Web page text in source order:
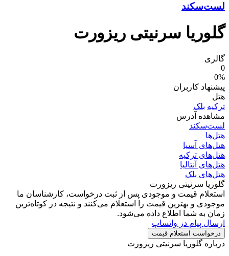
لست‌سکند
گلوریا سرنیتی ریزورت
گالری
0
0%
پیشنهاد کاربران
هتل
ترکیه بلک
مشاهده آدرس
لست‌سکند
هتل‌ها
هتل‌های آسیا
هتل‌های ترکیه
هتل‌های آنتالیا
هتل‌های بلک
گلوریا سرنیتی ریزورت
استعلام قیمت و موجودی پس از ثبت درخواست، کارشناسان ما
موجودی و بهترین قیمت را استعلام می‌کنند و نتیجه در کوتاه‌ترین
زمان به شما اطلاع داده می‌شود.
ارسال پیام در واتساپ
درخواست استعلام قیمت
درباره گلوریا سرنیتی ریزورت